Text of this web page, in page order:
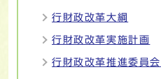
行財政改革大綱
行財政改革実施計画
行財政改革推進委員会